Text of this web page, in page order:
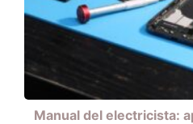
Manual del electricista: